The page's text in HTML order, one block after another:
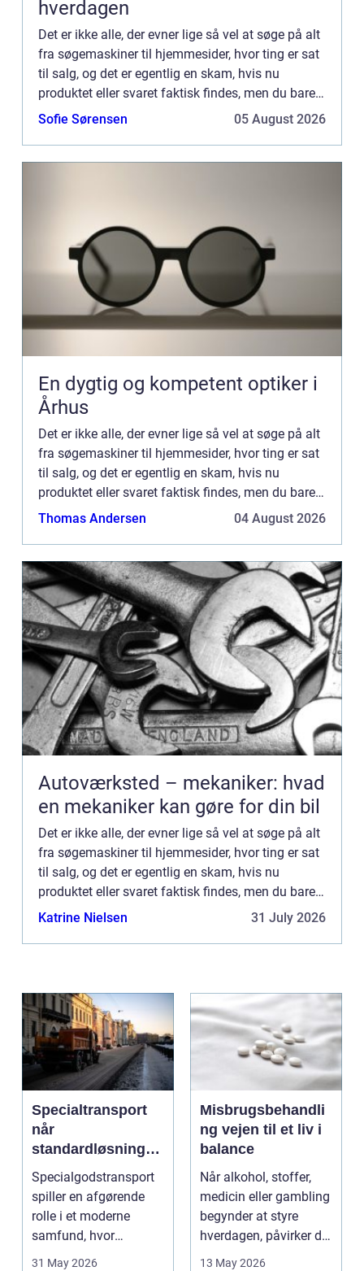
hverdagen
Det er ikke alle, der evner lige så vel at søge på alt
fra søgemaskiner til hjemmesider, hvor ting er sat
til salg, og det er egentlig en skam, hvis nu
produktet eller svaret faktisk findes, men du bare
søger forkert ...
Sofie Sørensen 05 August 2026
En dygtig og kompetent optiker i
Århus
Det er ikke alle, der evner lige så vel at søge på alt
fra søgemaskiner til hjemmesider, hvor ting er sat
til salg, og det er egentlig en skam, hvis nu
produktet eller svaret faktisk findes, men du bare
søger forkert ...
Thomas Andersen 04 August 2026
Autoværksted – mekaniker: hvad
en mekaniker kan gøre for din bil
Det er ikke alle, der evner lige så vel at søge på alt
fra søgemaskiner til hjemmesider, hvor ting er sat
til salg, og det er egentlig en skam, hvis nu
produktet eller svaret faktisk findes, men du bare
søger forkert ...
Katrine Nielsen 31 July 2026
Specialtransport
når
standardløsninger
ikke rækker
Specialgodstransport
spiller en afgørende
rolle i et moderne
samfund, hvor
industrien bliver mere
31 May 2026
Misbrugsbehandli
ng vejen til et liv i
balance
Når alkohol, stoffer,
medicin eller gambling
begynder at styre
hverdagen, påvirker det
ikke kun pers...
13 May 2026